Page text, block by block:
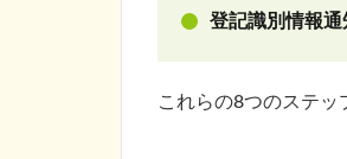
登記識別情報
これらの8つのステッ